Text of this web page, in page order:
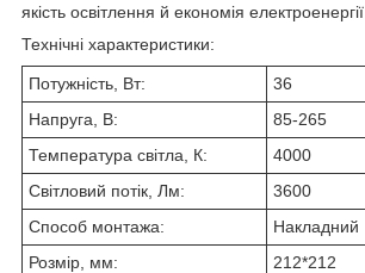
якість освітлення й економія електроенергії.
Технічні характеристики:
Потужність, Вт:
36
Напруга, В:
85-265
Температура світла, К:
4000
Світловий потік, Лм:
3600
Способ монтажа:
Накладний
Розмір, мм:
212*212